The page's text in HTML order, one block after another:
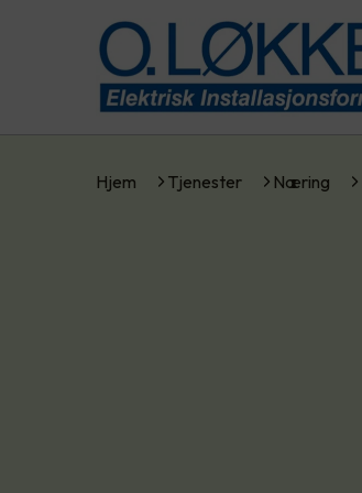
Hjem Tjenester Næring